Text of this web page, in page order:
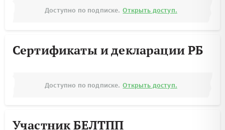
Доступно по подписке. Открыть доступ.
Сертификаты и декларации РБ
Доступно по подписке. Открыть доступ.
Участник БЕЛТПП